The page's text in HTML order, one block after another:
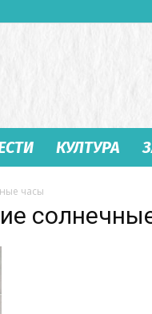
КУЛТУРА
часы